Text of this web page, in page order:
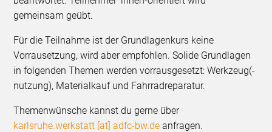
gemeinsam geübt.
Für die Teilnahme ist der Grundlagenkurs keine
Vorrausetzung, wird aber empfohlen. Solide Grundlagen
in folgenden Themen werden vorrausgesetzt: Werkzeug(-
nutzung), Materialkauf und Fahrradreparatur.
Themenwünsche kannst du gerne über
karlsruhe.werkstatt [at] adfc-bw.de anfragen.